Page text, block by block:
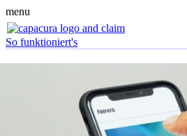
menu
So funktioniert's